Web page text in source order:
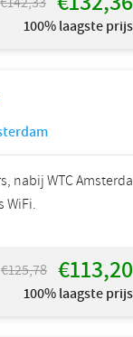
nabij WTC
WiFi.
€125,78 €113,20
100% laagste prijs
100% laagste prijs